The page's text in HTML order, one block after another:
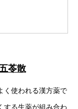
苓散
く使われる漢方薬で
する生薬が組み合わ